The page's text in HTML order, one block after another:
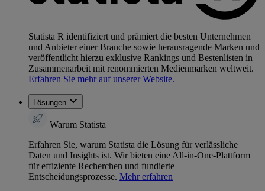
Statista R identifiziert und prämiert die besten Unternehmen
und Anbieter einer Branche sowie herausragende Marken und
veröffentlicht hierzu exklusive Rankings und Bestenlisten in
Zusammenarbeit mit renommierten Medienmarken weltweit.
Erfahren Sie mehr auf unserer Website.
Lösungen
Warum Statista
Erfahren Sie, warum Statista die Lösung für verlässliche
Daten und Insights ist. Wir bieten eine All-in-One-Plattform
für effiziente Recherchen und fundierte
Entscheidungsprozesse. Mehr erfahren